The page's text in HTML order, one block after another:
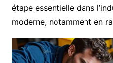
étape essentielle dans
moderne, notamment en